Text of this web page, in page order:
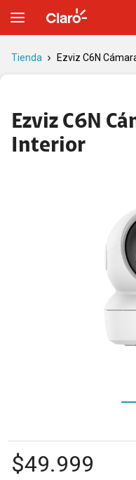
Tienda Ezviz C6N Cámara
Ezviz C6N
Interior
$49.999
Ezviz C6N: Cámara WiFi